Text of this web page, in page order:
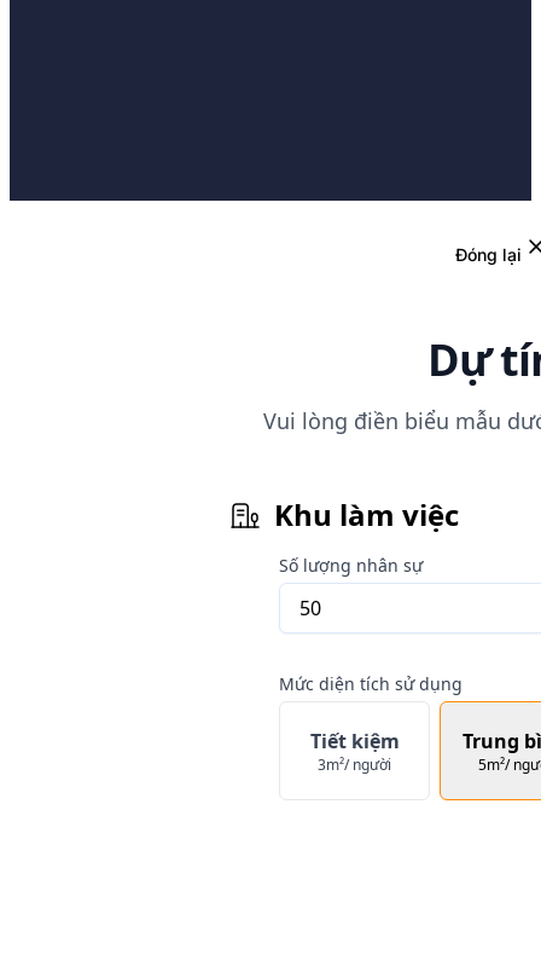
Đóng lại